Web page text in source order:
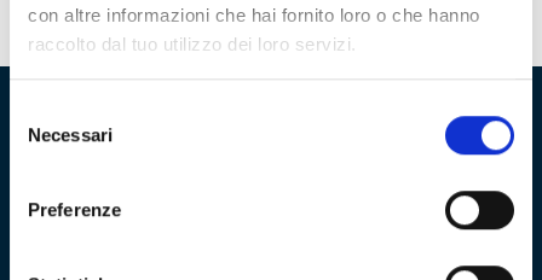
con altre informazioni che hai fornito loro o che hanno
raccolto dal tuo utilizzo dei loro servizi.
delNecessari
Preferenze
relazione tra pratica sportiva e riabilitazione.
Fondazione Genoa 1893 ETS
Via al Porto Antico 4 | 16128 Genova